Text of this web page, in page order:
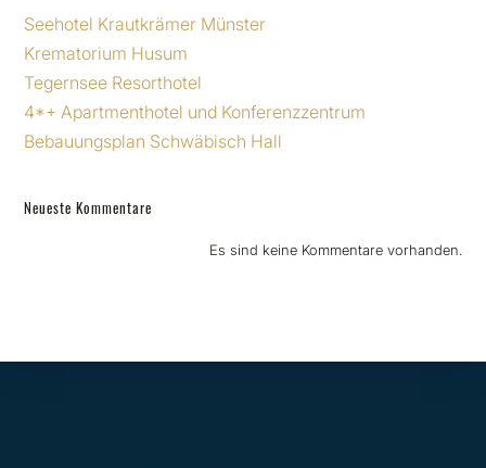
Seehotel Krautkrämer Münster
Krematorium Husum
Tegernsee Resorthotel
4*+ Apartmenthotel und Konferenzzentrum
Bebauungsplan Schwäbisch Hall
Neueste Kommentare
Es sind keine Kommentare vorhanden.